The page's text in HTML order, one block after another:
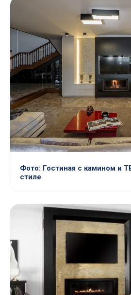
Фото: Гостиная с камином и
стиле